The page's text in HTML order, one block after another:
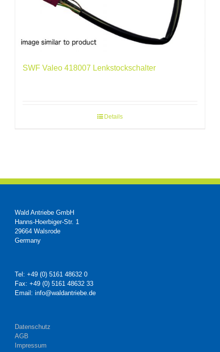
SWF Valeo 418007 Lenkstockschalter
Details
Wald Antriebe GmbH
Hanns-Hoerbiger-Str. 1
29664 Walsrode
Germany
Tel: +49 (0) 5161 48632 0
Fax: +49 (0) 5161 48632 33
Email: info@waldantriebe.de
Datenschutz
AGB
Impressum